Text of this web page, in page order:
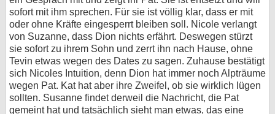
sofort mit ihm sprechen. Für sie ist völlig klar, dass er mit
oder ohne Kräfte eingesperrt bleiben soll. Nicole verlangt
von Suzanne, dass Dion nichts erfährt. Deswegen stürzt
sie sofort zu ihrem Sohn und zerrt ihn nach Hause, ohne
Tevin etwas wegen des Dates zu sagen. Zuhause bestätigt
sich Nicoles Intuition, denn Dion hat immer noch Alpträume
wegen Pat. Kat hat aber ihre Zweifel, ob sie wirklich lügen
sollten. Susanne findet derweil die Nachricht, die Pat
gemeint hat und tatsächlich sieht man etwas, das eine